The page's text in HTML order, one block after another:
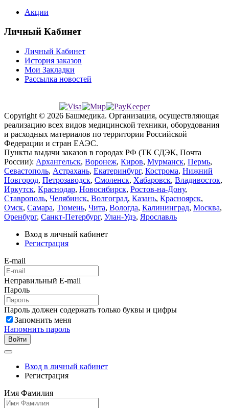
Акции
Личный Кабинет
Личный Кабинет
История заказов
Мои Закладки
Рассылка новостей
Copyright © 2026 Башмедика. Организация, осуществляющая
реализацию всех видов медицинской техники, оборудования
и расходных материалов по территории Российской
Федерации и стран ЕАЭС.
Пункты выдачи заказов в городах РФ (ТК СДЭК, Почта
России): Архангельск, Воронеж, Киров, Мурманск, Пермь,
Севастополь, Астрахань, Екатеринбург, Кострома, Нижний
Новгород, Петрозаводск, Смоленск, Хабаровск, Владивосток,
Иркутск, Краснодар, Новосибирск, Ростов-на-Дону,
Ставрополь, Челябинск, Волгоград, Казань, Красноярск,
Омск, Самара, Тюмень, Чита, Вологда, Калининград, Москва,
Оренбург, Санкт-Петербург, Улан-Удэ, Ярославль
Вход в личный кабинет
Регистрация
E-mail
Неправильный E-mail
Пароль
Пароль должен содержать только буквы и цифры
Запомнить меня
Напомнить пароль
Войти
Вход в личный кабинет
Регистрация
Имя Фамилия